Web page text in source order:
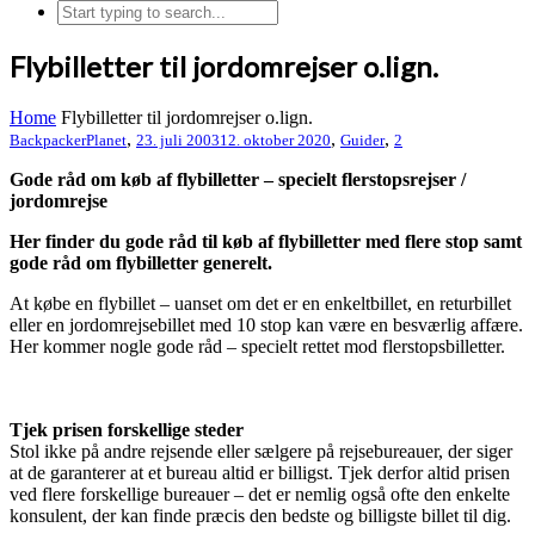
Flybilletter til jordomrejser o.lign.
Home Flybilletter til jordomrejser o.lign.
BackpackerPlanet, 23. juli 200312. oktober 2020, Guider, 2
Gode råd om køb af flybilletter – specielt flerstopsrejser /
jordomrejse
Her finder du gode råd til køb af flybilletter med flere stop samt
gode råd om flybilletter generelt.
At købe en flybillet – uanset om det er en enkeltbillet, en returbillet
eller en jordomrejsebillet med 10 stop kan være en besværlig affære.
Her kommer nogle gode råd – specielt rettet mod flerstopsbilletter.
Tjek prisen forskellige steder
Stol ikke på andre rejsende eller sælgere på rejsebureauer, der siger
at de garanterer at et bureau altid er billigst. Tjek derfor altid prisen
ved flere forskellige bureauer – det er nemlig også ofte den enkelte
konsulent, der kan finde præcis den bedste og billigste billet til dig.